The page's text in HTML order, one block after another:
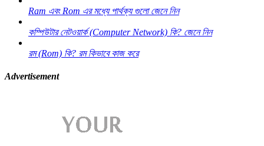
Ram এবং Rom এর মধ্যে পার্থক্য গুলো জেনে নিন
কম্পিউটার নেটওয়ার্ক (Computer Network) কি? জেনে নিন
রম (Rom) কি? রম কিভাবে কাজ করে
Advertisement